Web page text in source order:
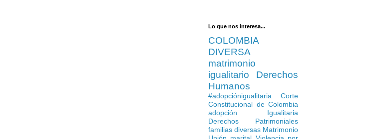
Lo que nos interesa...
COLOMBIA
DIVERSA
matrimonio
igualitario
Derechos
Humanos
#adopciónigualitaria
Corte
Constitucional de Colombia
adopción Igualitaria
Derechos Patrimoniales
familias diversas Matrimonio